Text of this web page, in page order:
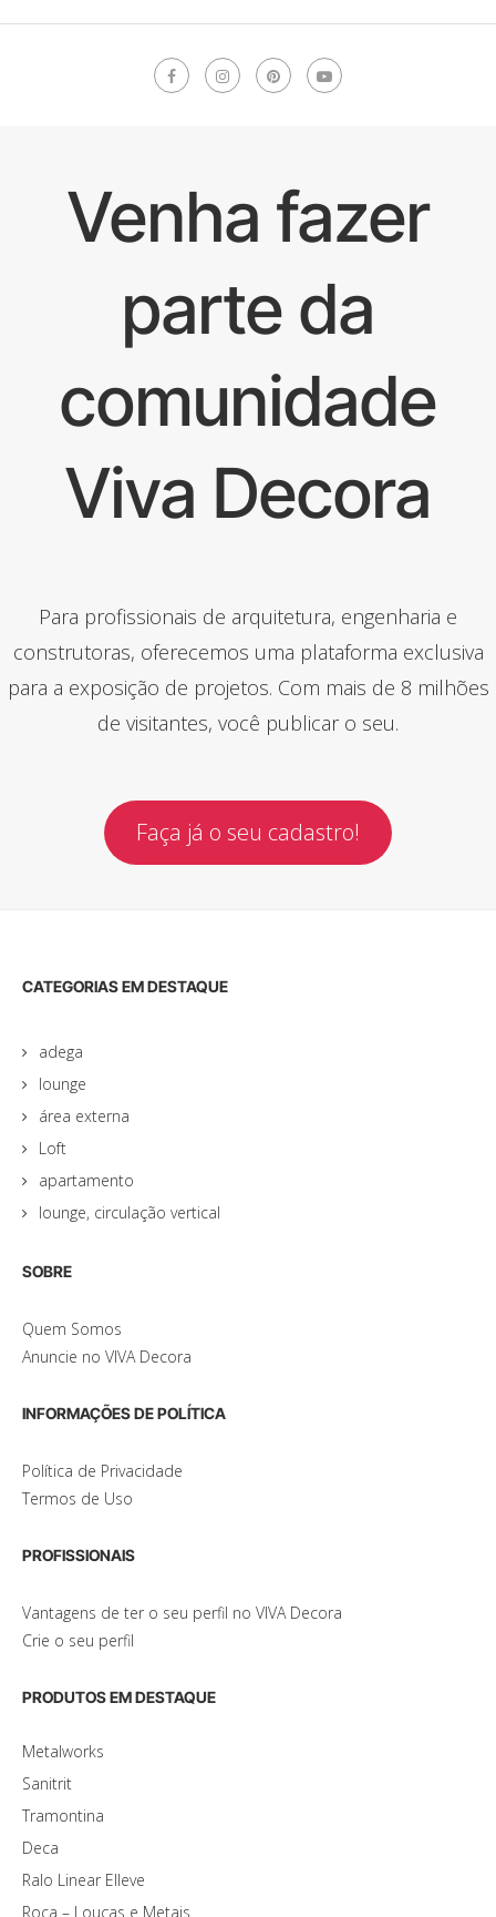
Venha fazer
parte da
comunidade
Viva Decora
Para profissionais de arquitetura, engenharia e
construtoras, oferecemos uma plataforma exclusiva
para a exposição de projetos. Com mais de 8 milhões
de visitantes, você publicar o seu.
Faça já o seu cadastro!
CATEGORIAS EM DESTAQUE
adega
lounge
área externa
Loft
apartamento
lounge, circulação vertical
SOBRE
Quem Somos
Anuncie no VIVA Decora
INFORMAÇÕES DE POLÍTICA
Política de Privacidade
Termos de Uso
PROFISSIONAIS
Vantagens de ter o seu perfil no VIVA Decora
Crie o seu perfil
PRODUTOS EM DESTAQUE
Metalworks
Sanitrit
Tramontina
Deca
Ralo Linear Elleve
Roca – Louças e Metais